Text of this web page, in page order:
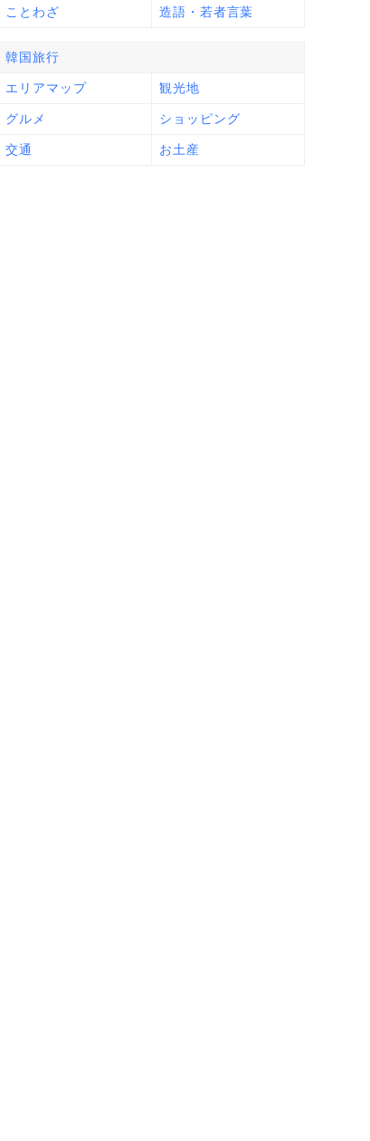
ことわざ 造語・若者言葉
韓国旅行
エリアマップ 観光地
グルメ ショッピング
交通 お土産